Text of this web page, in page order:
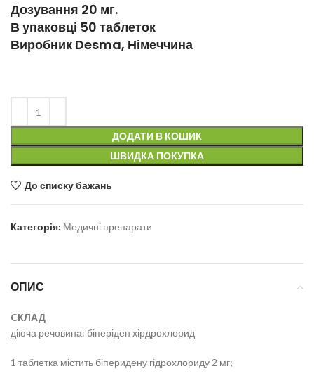
Дозування 20 мг.
В упаковці 50 таблеток
Виробник Desma, Німеччина
ДОДАТИ В КОШИК
ШВИДКА ПОКУПКА
До списку бажань
Категорія: Медичні препарати
ОПИС
CКЛАД
діюча речовина: біперіден хірдрохлорид
1 таблетка містить біперидену гідрохлориду 2 мг;